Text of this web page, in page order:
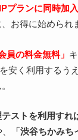
プランに同時加
お得に始められ
員の料金無料」
安く利用するう
テストを利用す
「渋谷ちかみ